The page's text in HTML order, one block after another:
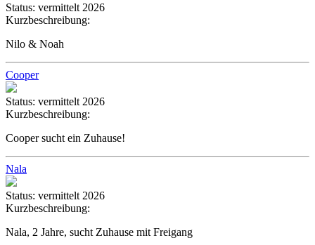
Status: vermittelt 2026
Kurzbeschreibung:
Nilo & Noah
Cooper
Status: vermittelt 2026
Kurzbeschreibung:
Cooper sucht ein Zuhause!
Nala
Status: vermittelt 2026
Kurzbeschreibung:
Nala, 2 Jahre, sucht Zuhause mit Freigang